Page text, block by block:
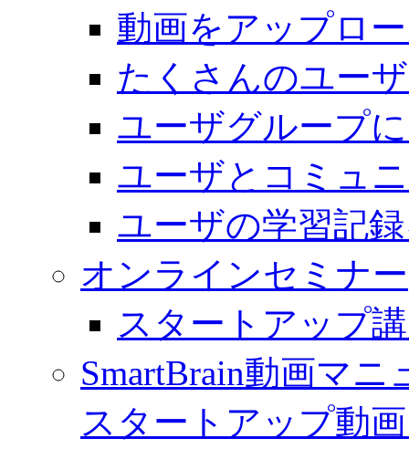
動画をアップロ
たくさんのユー
ユーザグループ
ユーザとコミュ
ユーザの学習記
オンラインセミナー
スタートアップ
SmartBrain動画マ
スタートアップ動